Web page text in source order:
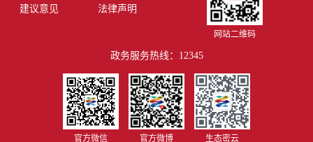
建议意见 法律声明
网站二维码
政务服务热线：12345
官方微信 官方微博 生态密云